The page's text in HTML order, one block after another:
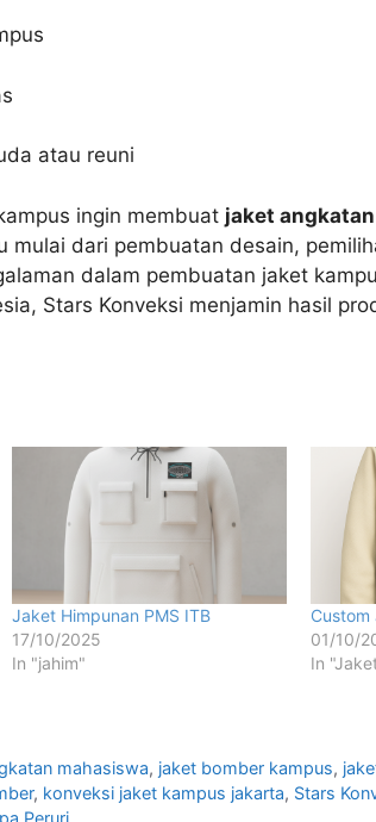
atau reuni
ingin membuat jaket
mulai dari pembuatan desain,
dalam pembuatan jaket
Stars Konveksi menjamin hasil
Jaket Himpunan PMS ITB
17/10/2025
In "jahim"
01/10/
In
mahasiswa, jaket bomber kampus,
, konveksi jaket kampus jakarta, Stars